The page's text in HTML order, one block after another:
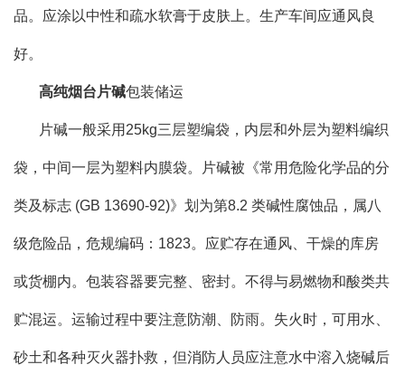
品。应涂以中性和疏水软膏于皮肤上。生产车间应通风良
好。
高纯烟台片碱包装储运
片碱一般采用25kg三层塑编袋，内层和外层为塑料编织
袋，中间一层为塑料内膜袋。片碱被《常用危险化学品的分
类及标志 (GB 13690-92)》划为第8.2 类碱性腐蚀品，属八
级危险品，危规编码：1823。应贮存在通风、干燥的库房
或货棚内。包装容器要完整、密封。不得与易燃物和酸类共
贮混运。运输过程中要注意防潮、防雨。失火时，可用水、
砂土和各种灭火器扑救，但消防人员应注意水中溶入烧碱后